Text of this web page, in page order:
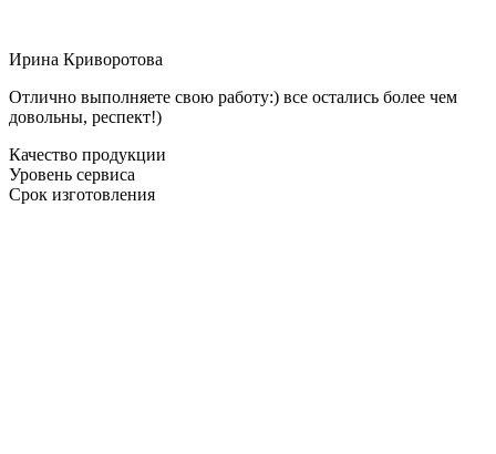
Ирина Криворотова
Отлично выполняете свою работу:) все остались более чем
довольны, респект!)
Качество продукции
Уровень сервиса
Срок изготовления